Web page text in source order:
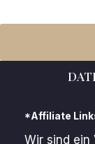
*Affiliate
Wir sind ein